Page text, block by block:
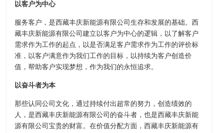
以客户为中心
服务客户，是西藏丰庆新能源有限公司生存和发展的基础。西
藏丰庆新能源有限公司建立以客户为中心的逻辑，以了解客户
需求作为工作的起点，以是否满足客户需求作为工作的评价标
准，以客户满意作为我们工作的目标，以持续为客户创造价
值，帮助客户实现梦想，作为我们的永恒追求。
以奋斗者为本
那些认同公司文化，通过持续付出超常的努力，创造绩效的
人，是西藏丰庆新能源有限公司的奋斗者，也是西藏丰庆新能
源有限公司宝贵的财富。在价值分配方面，西藏丰庆新能源有